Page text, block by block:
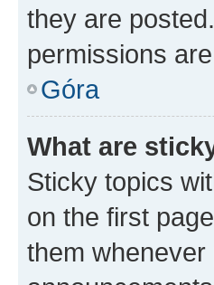
they are
permissions
Góra
What are
Sticky topics
on the first
them